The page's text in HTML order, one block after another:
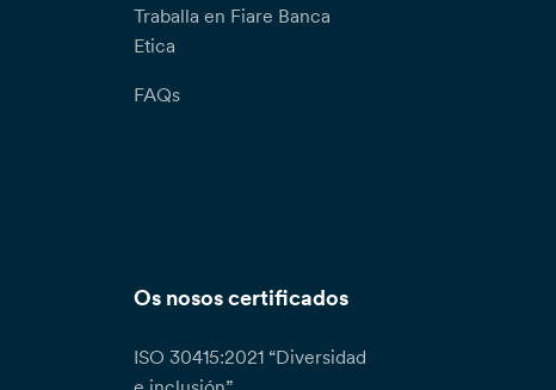
Traballa en Fiare Banca
Etica
FAQs
Os nosos certificados
ISO 30415:2021 “Diversidad